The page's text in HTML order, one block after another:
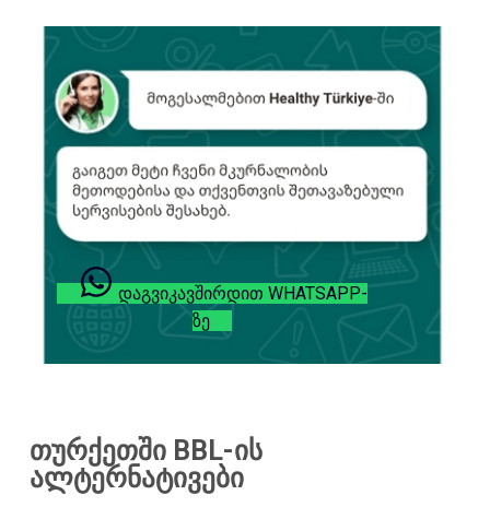
ᲓᲐᲒᲕᲘᲙᲐᲕᲨᲘᲠᲓᲘᲗ WHATSAPP-
ᲖᲔ
თურქეთში BBL-ის
ალტერნატივები